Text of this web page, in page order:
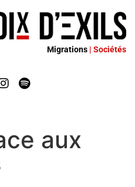
Migrations | Sociétés
aux